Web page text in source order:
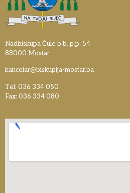
Nadbiskupa Čule b.b. p.p. 54
88000 Mostar
kancelar@biskupija-mostar.ba
Tel: 036 334 050
Fax: 036 334 080